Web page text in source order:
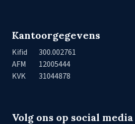
Kantoorgegevens
Kifid
300.002761
AFM
12005444
KVK
31044878
Volg ons op social media